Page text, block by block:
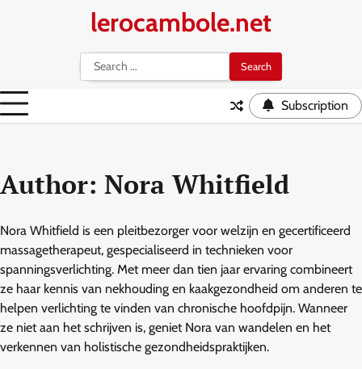
lerocambole.net
Search
for:
Subscription
Author: Nora Whitfield
Nora Whitfield is een pleitbezorger voor welzijn en gecertificeerd
massagetherapeut, gespecialiseerd in technieken voor
spanningsverlichting. Met meer dan tien jaar ervaring combineert
ze haar kennis van nekhouding en kaakgezondheid om anderen te
helpen verlichting te vinden van chronische hoofdpijn. Wanneer
ze niet aan het schrijven is, geniet Nora van wandelen en het
verkennen van holistische gezondheidspraktijken.